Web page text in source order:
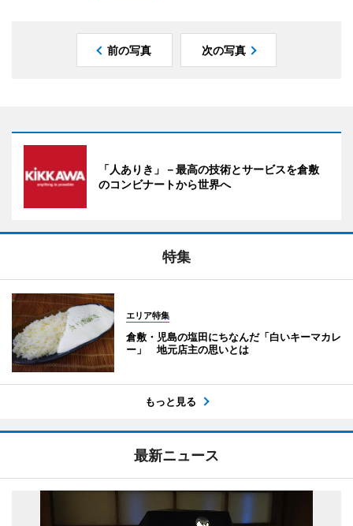
前の写真 次の写真
「人ありき」－最高の技術とサービスを倉敷
のコンビナートから世界へ
特集
エリア特集
倉敷・児島の塩田にちなんだ「白いキーマカレ
ー」 地元店主の思いとは
もっと見る
最新ニュース